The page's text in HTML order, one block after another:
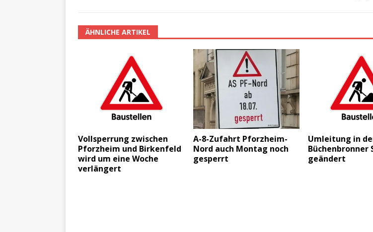
ÄHNLICHE ARTIKEL
Vollsperrung zwischen
Pforzheim und Birkenfeld
wird um eine Woche
verlängert
A-8-Zufahrt Pforzheim-
Nord auch Montag noch
gesperrt
Umleitung in
Büchenbronner
geändert